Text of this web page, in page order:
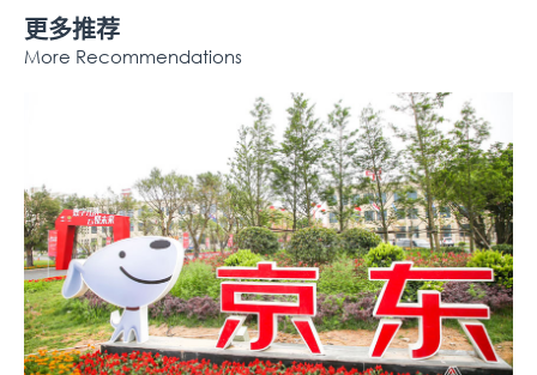
更多推荐
More Recommendations